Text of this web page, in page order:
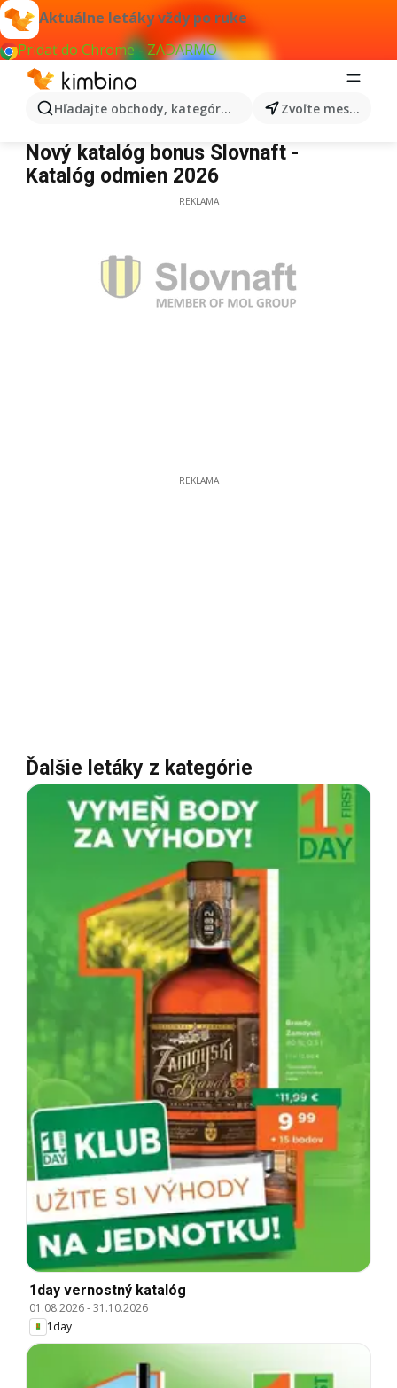
Aktuálne letáky vždy po ruke
Pridať do Chrome - ZADARMO
Hľadajte obchody, kategórie, produkty... Zvoľte mesto
Slovnaft
Nový katalóg bonus Slovnaft -
Katalóg odmien 2026
REKLAMA
REKLAMA
Ďalšie letáky z kategórie
1day vernostný katalóg
01.08.2026-31.10.2026
1day